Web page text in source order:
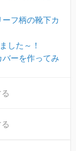
フ柄の靴下カ
した～！
ーを作ってみ